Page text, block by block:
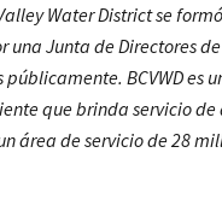
Water District se
una Junta de Directores
BCVWD es
que brinda servicio de
área de servicio de 28